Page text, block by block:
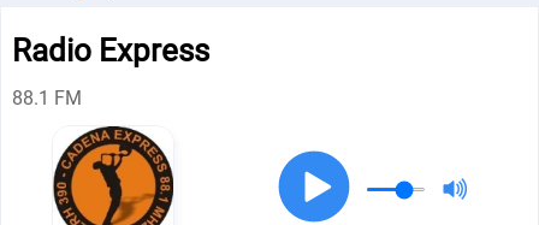
Radio Express
88.1 FM